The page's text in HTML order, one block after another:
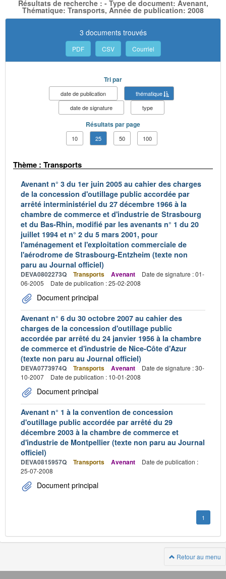
Résultats de recherche : - Type de document: Avenant,
Thématique: Transports, Année de publication: 2008
3 documents trouvés
PDF CSV Courriel
Tri par
date de publication
thématique
date de signature
type
Résultats par page
10 25 50 100
Thème : Transports
Avenant n° 3 du 1er juin 2005 au cahier des charges
de la concession d'outillage public accordée par
arrêté interministériel du 27 décembre 1966 à la
chambre de commerce et d'industrie de Strasbourg
et du Bas-Rhin, modifié par les avenants n° 1 du 20
juillet 1994 et n° 2 du 5 mars 2001, pour
l'aménagement et l'exploitation commerciale de
l'aérodrome de Strasbourg-Entzheim (texte non
paru au Journal officiel)
DEVA0802273Q Transports Avenant
Date de signature : 01-
06-2005
Date de publication : 25-02-2008
Document principal
Avenant n° 6 du 30 octobre 2007 au cahier des
charges de la concession d'outillage public
accordée par arrêté du 24 janvier 1956 à la chambre
de commerce et d'industrie de Nice-Côte d'Azur
(texte non paru au Journal officiel)
DEVA0773974Q Transports Avenant
Date de signature : 30-
10-2007
Date de publication : 10-01-2008
Document principal
Avenant n° 1 à la convention de concession
d'outillage public accordée par arrêté du 29
décembre 2003 à la chambre de commerce et
d'industrie de Montpellier (texte non paru au Journal
officiel)
DEVA0815957Q Transports Avenant
Date de publication :
25-07-2008
Document principal
1
Retour au menu
Navigation